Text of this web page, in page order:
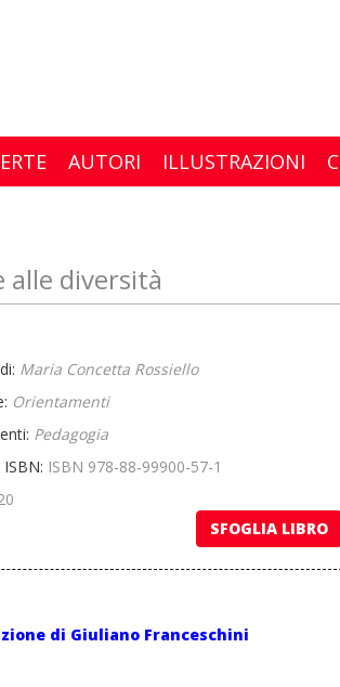
AUTORI ILLUSTRAZIONI
alle diversità
Maria Concetta Rossiello
Orientamenti
Pedagogia
ISBN 978-88-99900-57-1
SFOGLIA LIBRO
di Giuliano Franceschini